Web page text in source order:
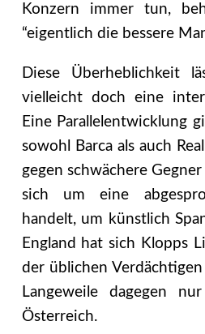
Konzern immer tun,
“eigentlich die bessere
Diese Überheblichkeit
vielleicht doch eine
Eine Parallelentwicklung
sowohl Barca als auch
gegen schwächere
sich um eine
handelt, um künstlich
England hat sich Klopps
der üblichen
Langeweile dagegen
Österreich.